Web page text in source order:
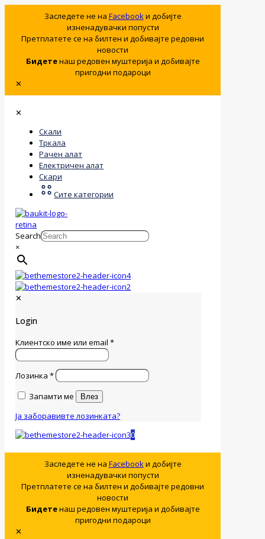
Заследете не на Facebookи добијте
изненадувачки попусти
Претплатете се на билтен и добивајте редовни
новости
Бидетенаш редовен муштерија и добивајте
пригодни подароци
✕
✕
Скали
Тркала
Рачен алат
Електричен алат
Скари
Сите категории
Search
×
✕
Login
Клиентско име или email*
Лозинка*
Запамти ме
Влез
Ја заборавивте лозинката?
0
Заследете не на Facebookи добијте
изненадувачки попусти
Претплатете се на билтен и добивајте редовни
новости
Бидетенаш редовен муштерија и добивајте
пригодни подароци
✕